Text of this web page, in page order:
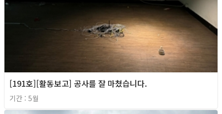
[191호][활동보고] 공사를 잘 마쳤습니다.
기간 : 5월